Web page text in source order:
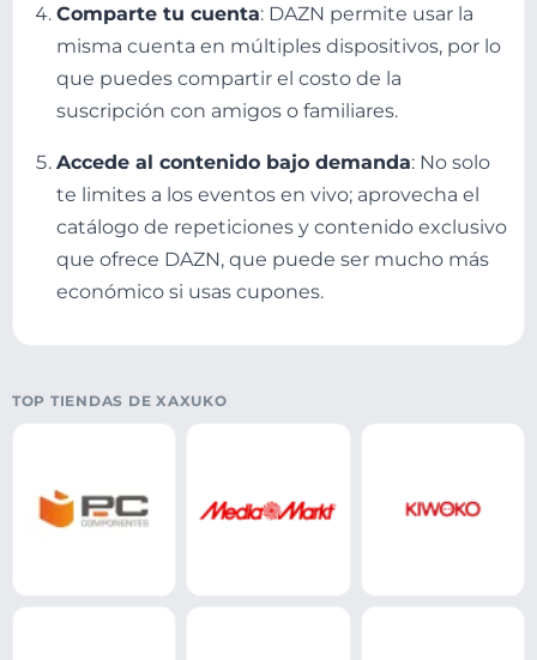
Comparte tu cuenta: DAZN permite usar la
misma cuenta en múltiples dispositivos, por lo
que puedes compartir el costo de la
suscripción con amigos o familiares.
Accede al contenido bajo demanda: No solo
te limites a los eventos en vivo; aprovecha el
catálogo de repeticiones y contenido exclusivo
que ofrece DAZN, que puede ser mucho más
económico si usas cupones.
TOP TIENDAS DE XAXUKO